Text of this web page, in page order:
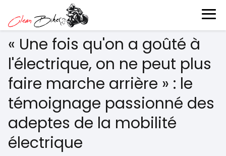
« Une fois qu'on a goûté à
l'électrique, on ne peut plus
faire marche arrière » : le
témoignage passionné des
adeptes de la mobilité
électrique